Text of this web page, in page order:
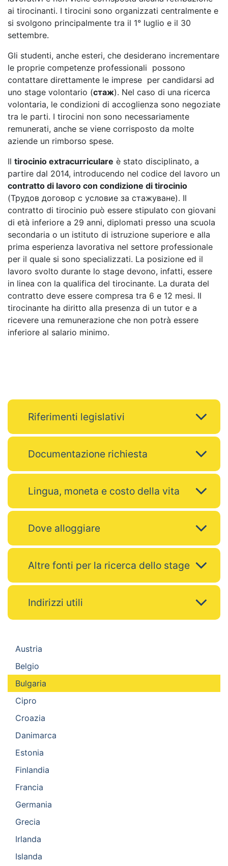
Austria
Belgio
Bulgaria
Cipro
Croazia
Danimarca
Estonia
Finlandia
Francia
Germania
Grecia
Irlanda
Islanda
ai tirocinanti. I tirocini sono organizzati centralmente e
si svolgono principalmente tra il 1° luglio e il 30
settembre.
Gli studenti, anche esteri, che desiderano incrementare
le proprie competenze professionali possono
contattare direttamente le imprese per candidarsi ad
uno stage volontario (стаж). Nel caso di una ricerca
volontaria, le condizioni di accoglienza sono negoziate
tra le parti. I tirocini non sono necessariamente
remunerati, anche se viene corrisposto da molte
aziende un rimborso spese.
Il tirocinio extracurriculare è stato disciplinato, a
partire dal 2014, introducendo nel codice del lavoro un
contratto di lavoro con condizione di tirocinio
(Трудов договор с условие за стажуване). Il
contratto di tirocinio può essere stipulato con giovani
di età inferiore a 29 anni, diplomati presso una scuola
secondaria o un istituto di istruzione superiore e alla
prima esperienza lavorativa nel settore professionale
per il quale si sono specializzati. La posizione ed il
lavoro svolto durante lo stage devono, infatti, essere
in linea con la qualifica del tirocinante. La durata del
contratto deve essere compresa tra 6 e 12 mesi. Il
tirocinante ha diritto alla presenza di un tutor e a
ricevere una remunerazione che non potrà essere
inferiore al salario minimo.
Riferimenti legislativi
Documentazione richiesta
Lingua, moneta e costo della vita
Dove alloggiare
Altre fonti per la ricerca dello stage
Indirizzi utili